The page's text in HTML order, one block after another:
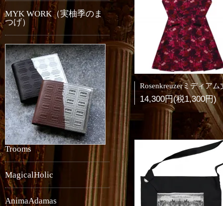
14,300円(税1,300円)
MYK WORK（実柚季のま
つげ）
Trooms
MagicalHolic
AnimaAdamas